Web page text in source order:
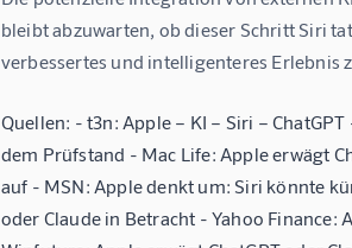
bleibt abzuwarten, ob dieser Schritt Siri
verbessertes und intelligenteres Erlebnis
Quellen: - t3n: Apple – KI – Siri –
dem Prüfstand - Mac Life: Apple erwägt
auf - MSN: Apple denkt um: Siri könnte
oder Claude in Betracht - Yahoo Finance: